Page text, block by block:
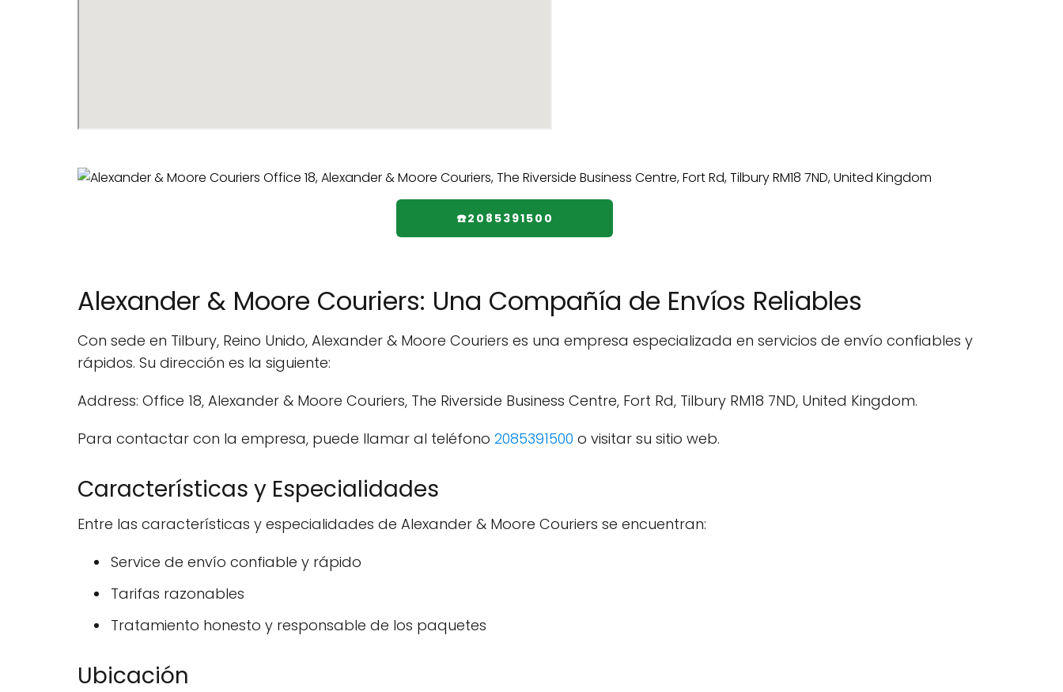
☎️2085391500
Alexander & Moore Couriers: Una Compañía de Envíos Reliables
Con sede en Tilbury, Reino Unido, Alexander & Moore Couriers es una empresa especializada en servicios de envío confiables y
rápidos. Su dirección es la siguiente:
Address: Office 18, Alexander & Moore Couriers, The Riverside Business Centre, Fort Rd, Tilbury RM18 7ND, United Kingdom.
Para contactar con la empresa, puede llamar al teléfono 2085391500 o visitar su sitio web.
Características y Especialidades
Entre las características y especialidades de Alexander & Moore Couriers se encuentran:
Service de envío confiable y rápido
Tarifas razonables
Tratamiento honesto y responsable de los paquetes
Ubicación